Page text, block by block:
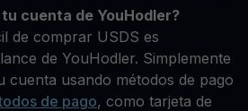
cuenta de YouHodler?
de comprar USDS es
de YouHodler. Simplemente
cuenta usando métodos de pago
de pago, como tarjeta de